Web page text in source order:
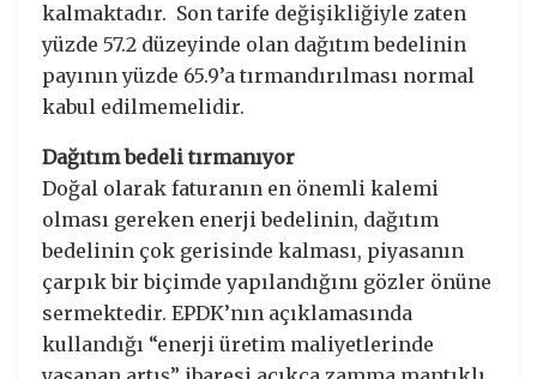
kalmaktadır. Son tarife değişikliğiyle zaten
yüzde 57.2 düzeyinde olan dağıtım bedelinin
payının yüzde 65.9’a tırmandırılması normal
kabul edilmemelidir.
Dağıtım bedeli tırmanıyor
Doğal olarak faturanın en önemli kalemi
olması gereken enerji bedelinin, dağıtım
bedelinin çok gerisinde kalması, piyasanın
çarpık bir biçimde yapılandığını gözler önüne
sermektedir. EPDK’nın açıklamasında
kullandığı “enerji üretim maliyetlerinde